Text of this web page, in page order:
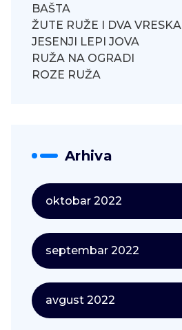
BAŠTA
ŽUTE RUŽE I DVA VRESKA
JESENJI LEPI JOVA
RUŽA NA OGRADI
ROZE RUŽA
Arhiva
oktobar 2022
septembar 2022
avgust 2022